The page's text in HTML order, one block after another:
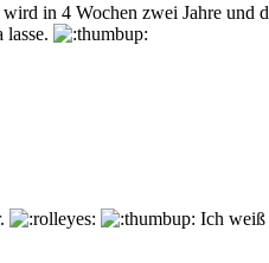
in 4 Wochen zwei Jahre
Ich weiß